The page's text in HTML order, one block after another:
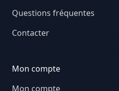
Questions fréquentes
Contacter
Mon compte
Mon compte